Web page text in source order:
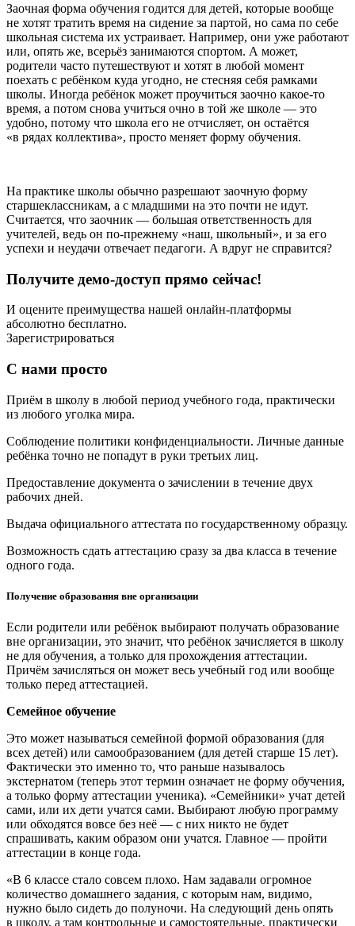
Заочная форма обучения годится для детей, которые вообще
не хотят тратить время на сидение за партой, но сама по себе
школьная система их устраивает. Например, они уже работают
или, опять же, всерьёз занимаются спортом. А может,
родители часто путешествуют и хотят в любой момент
поехать с ребёнком куда угодно, не стесняя себя рамками
школы. Иногда ребёнок может проучиться заочно какое-то
время, а потом снова учиться очно в той же школе — это
удобно, потому что школа его не отчисляет, он остаётся
«в рядах коллектива», просто меняет форму обучения.
На практике школы обычно разрешают заочную форму
старшеклассникам, а с младшими на это почти не идут.
Считается, что заочник — большая ответственность для
учителей, ведь он по-прежнему «наш, школьный», и за его
успехи и неудачи отвечает педагоги. А вдруг не справится?
Получите демо-доступ прямо сейчас!
И оцените преимущества нашей онлайн-платформы
абсолютно бесплатно.
Зарегистрироваться
С нами просто
Приём в школу в любой период учебного года, практически
из любого уголка мира.
Соблюдение политики конфиденциальности. Личные данные
ребёнка точно не попадут в руки третьих лиц.
Предоставление документа о зачислении в течение двух
рабочих дней.
Выдача официального аттестата по государственному образцу.
Возможность сдать аттестацию сразу за два класса в течение
одного года.
Получение образования вне организации
Если родители или ребёнок выбирают получать образование
вне организации, это значит, что ребёнок зачисляется в школу
не для обучения, а только для прохождения аттестации.
Причём зачисляться он может весь учебный год или вообще
только перед аттестацией.
Семейное обучение
Это может называться семейной формой образования (для
всех детей) или самообразованием (для детей старше 15 лет).
Фактически это именно то, что раньше называлось
экстернатом (теперь этот термин означает не форму обучения,
а только форму аттестации ученика). «Семейники» учат детей
сами, или их дети учатся сами. Выбирают любую программу
или обходятся вовсе без неё — с них никто не будет
спрашивать, каким образом они учатся. Главное — пройти
аттестации в конце года.
«В 6 классе стало совсем плохо. Нам задавали огромное
количество домашнего задания, с которым нам, видимо,
нужно было сидеть до полуночи. На следующий день опять
в школу, а там контрольные и самостоятельные, практически